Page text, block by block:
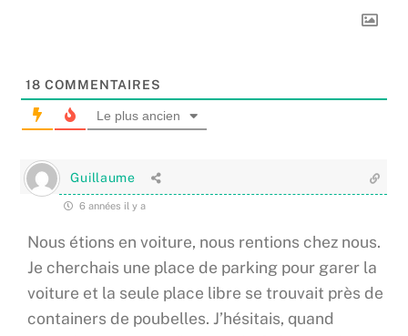
18 COMMENTAIRES
Le plus ancien
Guillaume
6 années il y a
Nous étions en voiture, nous rentions chez nous.
Je cherchais une place de parking pour garer la
voiture et la seule place libre se trouvait près de
containers de poubelles. J’hésitais, quand